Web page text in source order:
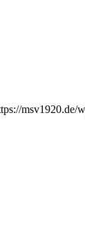
msv1920.de/